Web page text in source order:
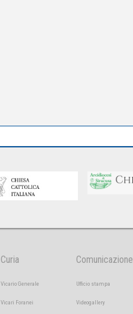
Curia
Vicario Generale
Vicari Foranei
Comunicazione
Ufficio stampa
Videogallery